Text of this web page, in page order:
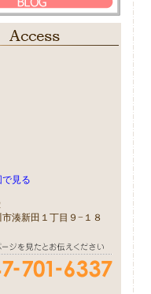
で見る
湊新田１丁目９−１８